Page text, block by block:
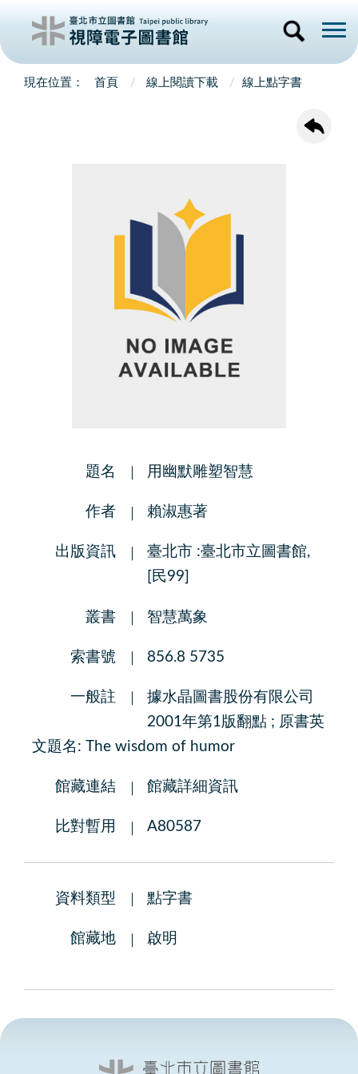
首頁 線上閱讀下載 線上點字書
題名 用幽默雕塑智慧
作者 賴淑惠著
出版資訊
臺北市 :臺北市立圖書館,
[民99]
叢書 智慧萬象
索書號 856.8 5735
一般註
據水晶圖書股份有限公司
2001年第1版翻點 ; 原書英
文題名: The wisdom of humor
館藏連結 館藏詳細資訊
比對暫用 A80587
資料類型 點字書
館藏地 啟明